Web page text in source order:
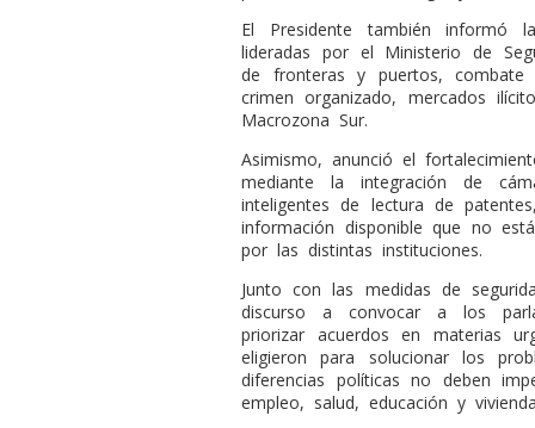
El Presidente también informó
lideradas por el Ministerio de
de fronteras y puertos,
crimen organizado, mercados
Macrozona Sur.
Asimismo, anunció el
mediante la integración de
inteligentes de lectura de
información disponible que no
por las distintas instituciones.
Junto con las medidas de
discurso a convocar a los
priorizar acuerdos en materias
eligieron para solucionar los
diferencias políticas no deben
empleo, salud, educación y